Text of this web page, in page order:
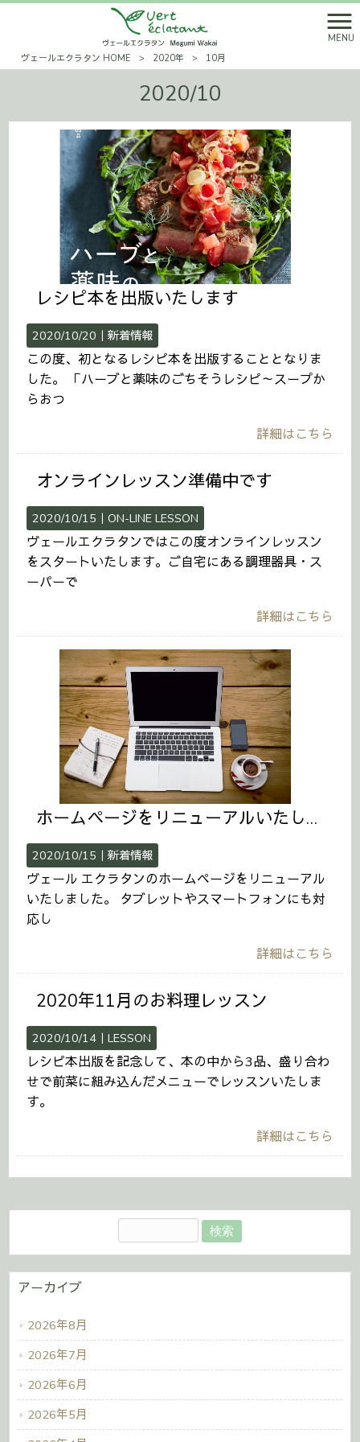
MENU
ヴェールエクラタン HOME
> 2020年 > 10月
2020/10
レシピ本を出版いたします
2020/10/20｜新着情報
この度、初となるレシピ本を出版することとなりま
した。 「ハーブと薬味のごちそうレシピ～スープか
らおつ
詳細はこちら
オンラインレッスン準備中です
2020/10/15｜ON-LINE LESSON
ヴェールエクラタンではこの度オンラインレッスン
をスタートいたします。ご自宅にある調理器具・ス
ーパーで
詳細はこちら
ホームページをリニューアルいたしました。
2020/10/15｜新着情報
ヴェール エクラタンのホームページをリニューアル
いたしました。 タブレットやスマートフォンにも対
応し
詳細はこちら
2020年11月のお料理レッスン
2020/10/14｜LESSON
レシピ本出版を記念して、本の中から3品、盛り合わ
せで前菜に組み込んだメニューでレッスンいたしま
す。
詳細はこちら
アーカイブ
2026年8月
2026年7月
2026年6月
2026年5月